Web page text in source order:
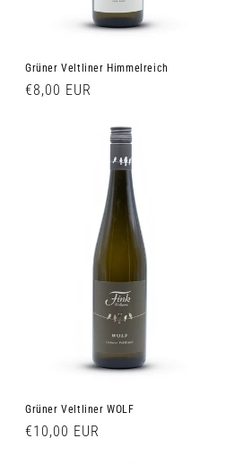
Grüner Veltliner Himmelreich
Normaler
€8,00 EUR
Grüner Veltliner WOLF
Normaler
€10,00 EUR